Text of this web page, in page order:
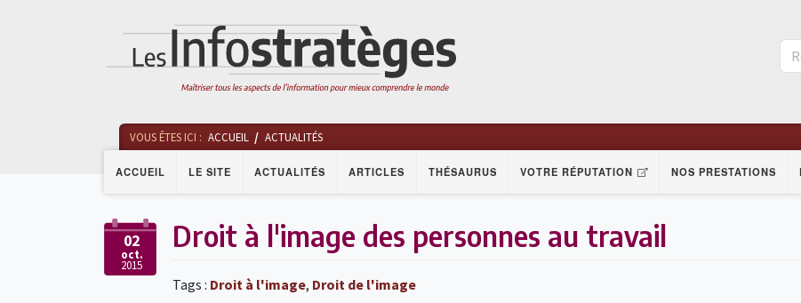
ACCUEIL LE SITE ACTUALITÉS ARTICLES THÉSAURUS VOTRE RÉPUTATION NOS PRESTATIONS
VOUS ÊTES ICI : ACCUEIL ACTUALITÉS
02
oct.
2015
Droit à l'image des personnes au travail
Tags : Droit à l'image, Droit de l'image